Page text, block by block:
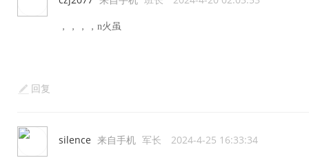
，，，，n火虽
回复
silence 来自手机 军长 2024-4-25 16:33:34